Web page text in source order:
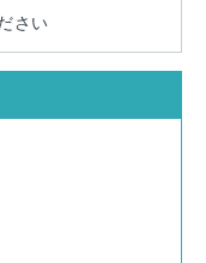
さい